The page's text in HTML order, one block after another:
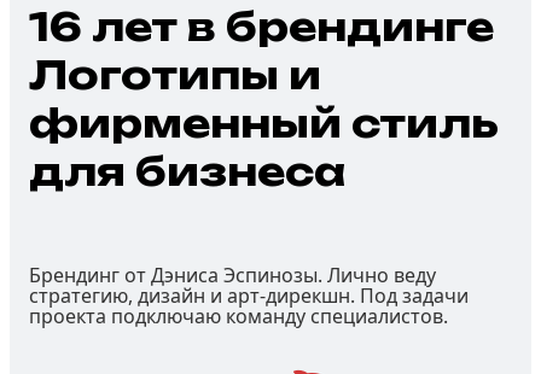
16 лет в брендинге
Логотипы и
фирменный стиль
для бизнеса
Брендинг от Дэниса Эспинозы. Лично веду
стратегию, дизайн и арт-дирекшн. Под задачи
проекта подключаю команду специалистов.